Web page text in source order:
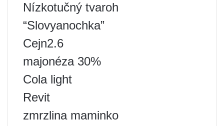
Nízkotučný tvaroh
“Slovyanochka”
Cejn2.6
majonéza 30%
Cola light
Revit
zmrzlina maminko